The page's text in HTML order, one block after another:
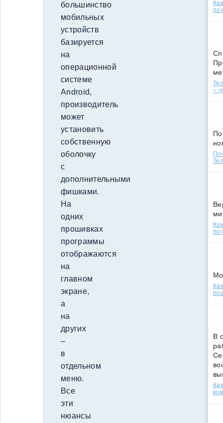
большинство
мобильных
устройств
базируется
на
операционной
системе
Android,
производитель
может
установить
собственную
оболочку
с
дополнительными
фишками.
На
одних
прошивках
программы
отображаются
на
главном
экране,
а
на
других
–
в
отдельном
меню.
Все
эти
нюансы
–
В